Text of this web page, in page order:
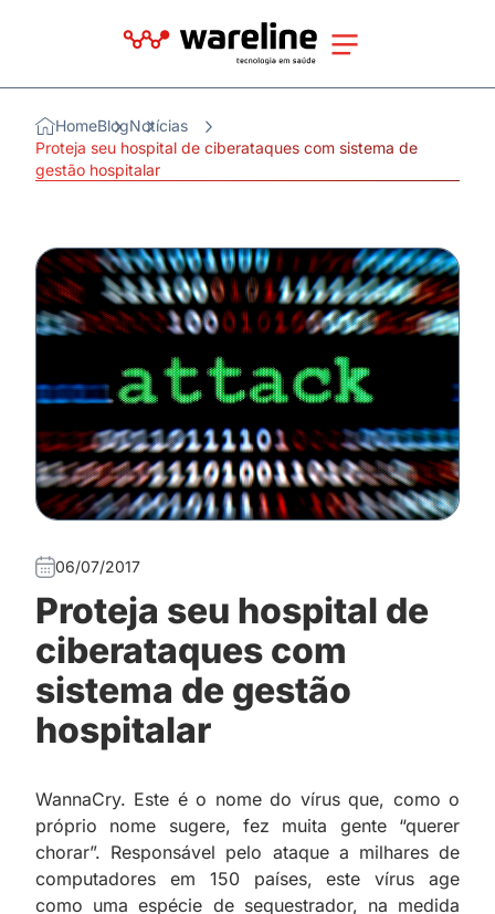
HomeBlogNotícias
Proteja seu hospital de ciberataques com sistema de
gestão hospitalar
06/07/2017
Proteja seu hospital de
ciberataques com
sistema de gestão
hospitalar
WannaCry. Este é o nome do vírus que, como o
próprio nome sugere, fez muita gente “querer
chorar”. Responsável pelo ataque a milhares de
computadores em 150 países, este vírus age
como uma espécie de sequestrador, na medida